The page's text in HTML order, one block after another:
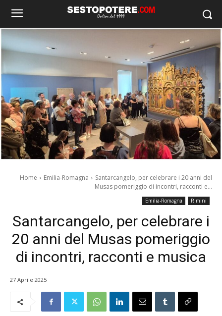
Home Emilia-Romagna
Santarcangelo, per celebrare i 20 anni del
Musas pomeriggio di incontri, racconti e...
Emilia-Romagna Rimini
Santarcangelo, per celebrare i
20 anni del Musas pomeriggio
di incontri, racconti e musica
27 Aprile 2025